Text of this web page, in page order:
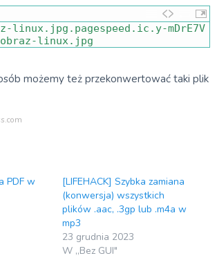
-linux. jpg . pagespeed . ic . y-mDrE7V
obraz-linux. jpg
możemy też przekonwertować taki plik
PDF w
[LIFEHACK] Szybka zamiana
(konwersja) wszystkich
plików .aac, .3gp lub .m4a w
mp3
23 grudnia 2023
W „Bez GUI"